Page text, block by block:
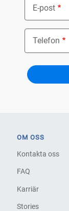
E-post
Telefon
OM OSS
Kontakta oss
FAQ
Karriär
Stories